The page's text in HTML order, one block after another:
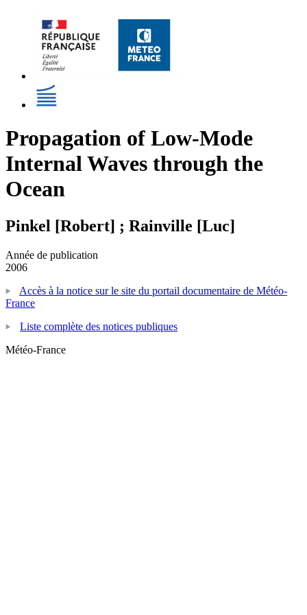
Propagation of Low-Mode
Internal Waves through the
Ocean
Pinkel [Robert] ; Rainville [Luc]
Année de publication
2006
Accès à la notice sur le site du portail documentaire de Météo-
France
Liste complète des notices publiques
Météo-France